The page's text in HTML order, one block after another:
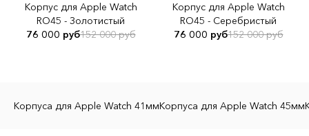
Материал ремешка
Натуральная кожа
Корпус для Apple Watch
RO45 - Золотистый
76 000 руб152 000 руб
Корпус для Apple Watch
RO45 - Серебристый
76 000 руб152 000 руб
Корпуса для Apple Watch 41ммКорпуса для Apple Watch 45мм